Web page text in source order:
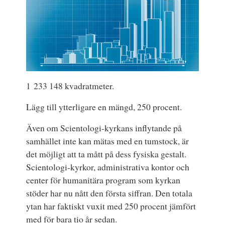
1 233 148 kvadratmeter.
Lägg till ytterligare en mängd, 250 procent.
Även om Scientologi-kyrkansinflytande på
samhälletinte kan mätas med en tumstock, är
det möjligt att ta mått på dess fysiska gestalt.
Scientologi-kyrkor, administrativa kontor och
center för humanitära program som kyrkan
stöder har nu nått den första siffran. Den totala
ytan har faktiskt vuxit med 250 procent jämfört
med för bara tio år sedan.